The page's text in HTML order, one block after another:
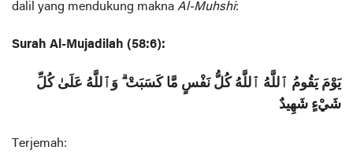
dalil yang mendukung makna Al-Muhshi:
Surah Al-Mujadilah (58:6):
يَوْمَ يَقُومُ ٱللَّهُ ٱللَّهُ كُلُّ نَفْسٍ مَّا كَسَبَتْ ۗ وَٱللَّهُ عَلَىٰ كُلِّ
شَيْءٍ شَهِيدٌ
Terjemah: